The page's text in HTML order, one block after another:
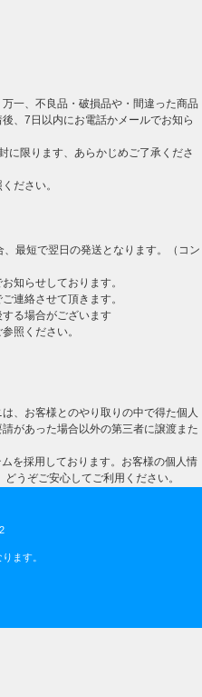
一、不良品・破損品や・間違った商品
、7日以内にお電話かメールでお知ら
に限ります、あらかじめご了承くださ
ださい。
最短で翌日の発送となります。（コン
知らせしております。
連絡させて頂きます。
る場合がございます
照ください。
、お客様とのやり取りの中で得た個人
があった場合以外の第三者に譲渡また
を採用しております。お客様の個人情
うぞご安心してご利用ください。
ます。